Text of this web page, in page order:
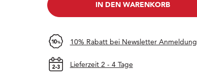
IN DEN WARENKORB
10% Rabatt bei Newsletter Anmeldung
Lieferzeit 2 - 4 Tage